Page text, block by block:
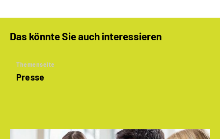
Das könnte Sie auch interessieren
Themenseite
Presse